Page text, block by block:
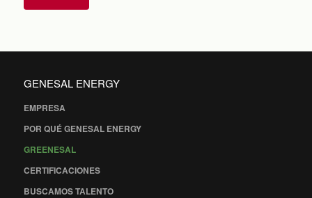
GENESAL ENERGY
EMPRESA
POR QUÉ GENESAL ENERGY
GREENESAL
CERTIFICACIONES
BUSCAMOS TALENTO